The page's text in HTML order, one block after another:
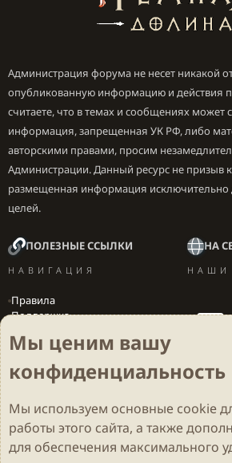
Администрация форума не несет никакой
опубликованную информацию и действия
считаете, что в темах и сообщениях может
информация, запрещенная УК РФ, либо
авторскими правами, просим
Администрации. Данный ресурс не призыв
размещенная информация исключительно
целей.
ПОЛЕЗНЫЕ ССЫЛКИ
НАВИГАЦИЯ
Правила
Поддержка
Локализация игр
НА
НАШИ
Cookies Darkdale - Основа [v.2.3.2 rc1]
Обратная связь
Условия и правила
Политика конфиденциальности
Помощь
Мы ценим вашу
конфиденциальность
Мы используем основные cookie
работы этого сайта, а также
для обеспечения максимального